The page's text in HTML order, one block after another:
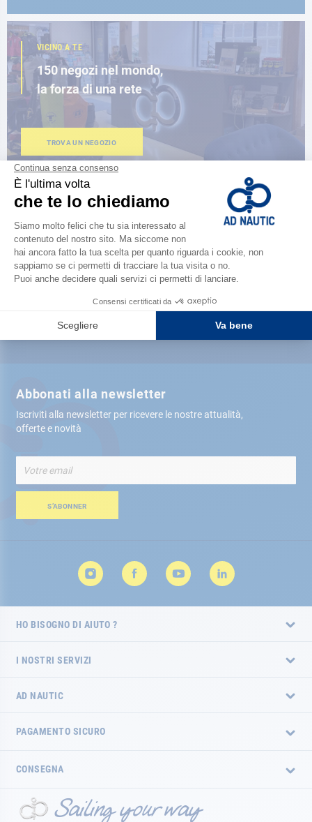
VICINO A TE
150 negozi nel mondo,
la forza di una rete
TROVA UN NEGOZIO
Consegna gratisin negozio
Pagamento sicuro
Abbonati alla newsletter
Iscriviti alla newsletter per ricevere le nostre attualità,
offerte e novità
alla
nostra
Newsletter:S’ABONNER
HO BISOGNO DI AIUTO ?
I NOSTRI SERVIZI
AD NAUTIC
PAGAMENTO SICURO
CONSEGNA